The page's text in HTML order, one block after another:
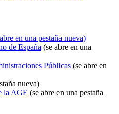
en una pestaña nueva)
de España (se abre en una
Públicas (se abre en
nueva)
la AGE (se abre en una pestaña